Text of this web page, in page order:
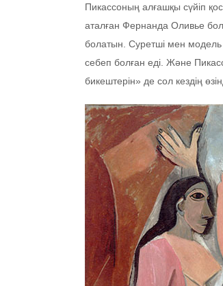
Пикассоның алғашқы сүйіп
аталған Фернанда Оливье
болатын. Суретші мен
себеп болған еді. Және
бикештерін» де сол кездің